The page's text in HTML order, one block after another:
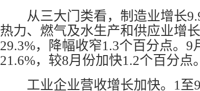
从三大门类看，制造业增长
热力、燃气及水生产和供应业增
29.3%，降幅收窄1.3个百分点。
21.6%，较8月份加快1.2个百分点。
工业企业营收增长加快。1